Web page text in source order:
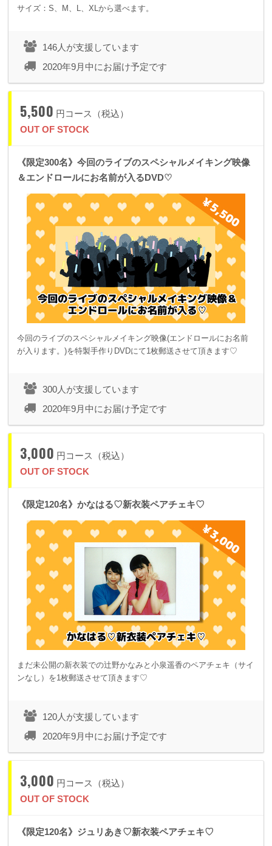
サイズ：S、M、L、XLから選べます。
146人が支援しています
2020年9月中にお届け予定です
5,500 円コース（税込）
OUT OF STOCK
《限定300名》今回のライブのスペシャルメイキング映像
＆エンドロールにお名前が入るDVD♡
今回のライブのスペシャルメイキング映像(エンドロールにお名前
が入ります。)を特製手作りDVDにて1枚郵送させて頂きます♡
300人が支援しています
2020年9月中にお届け予定です
3,000 円コース（税込）
OUT OF STOCK
《限定120名》かなはる♡新衣装ペアチェキ♡
まだ未公開の新衣装での辻野かなみと小泉遥香のペアチェキ（サイ
ンなし）を1枚郵送させて頂きます♡
120人が支援しています
2020年9月中にお届け予定です
3,000 円コース（税込）
OUT OF STOCK
《限定120名》ジュリあき♡新衣装ペアチェキ♡